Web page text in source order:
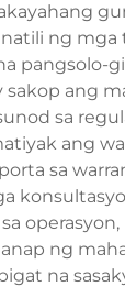
ng
pangsolo-
sakop ang
sa
ang
sa
ng
na